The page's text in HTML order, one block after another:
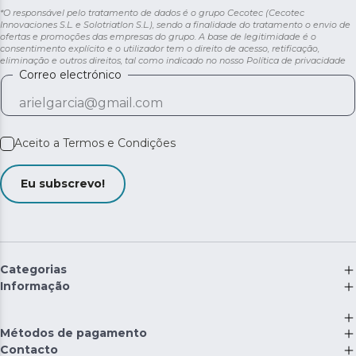
*O responsável pelo tratamento de dados é o grupo Cecotec (Cecotec
Innovaciones S.L. e Solotriatlon S.L.), sendo a finalidade do tratamento o envio de
ofertas e promoções das empresas do grupo. A base de legitimidade é o
consentimento explícito e o utilizador tem o direito de acesso, retificação,
eliminação e outros direitos, tal como indicado no nosso Política de privacidade
Correo electrónico
Aceito a Termos e Condições
Eu subscrevo!
Categorias
Informação
Métodos de pagamento
Contacto